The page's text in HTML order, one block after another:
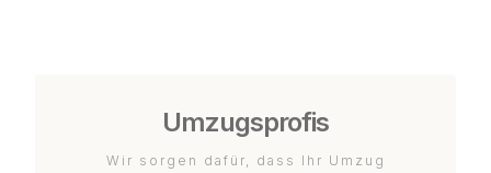
Umzugsprofis
Wir sorgen dafür, dass Ihr Umzug